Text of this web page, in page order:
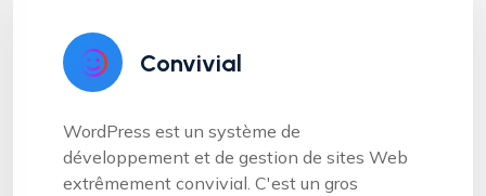
Convivial
WordPress est un système de
développement et de gestion de sites Web
extrêmement convivial. C'est un gros